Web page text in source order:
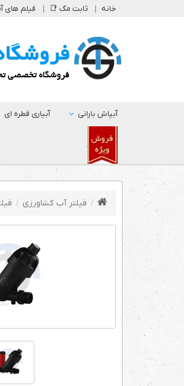
خانه ثابت مگ 📑 فیلم های
آبپاش بارانی آبیاری قطره ای
.
فیلتر آب کشاورزی